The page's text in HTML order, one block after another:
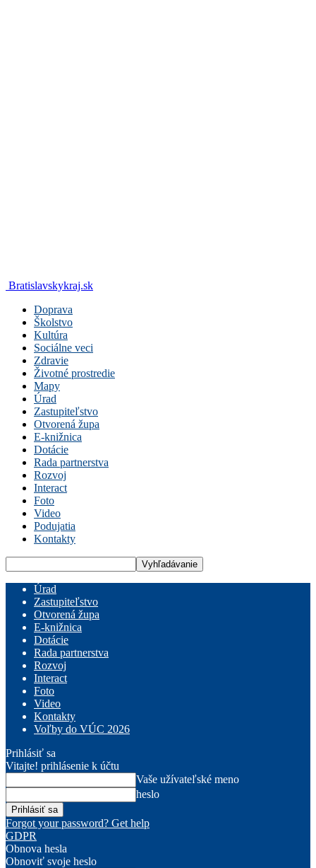
Bratislavskykraj.sk
Doprava
Školstvo
Kultúra
Sociálne veci
Zdravie
Životné prostredie
Mapy
Úrad
Zastupiteľstvo
Otvorená župa
E-knižnica
Dotácie
Rada partnerstva
Rozvoj
Interact
Foto
Video
Podujatia
Kontakty
Úrad
Zastupiteľstvo
Otvorená župa
E-knižnica
Dotácie
Rada partnerstva
Rozvoj
Interact
Foto
Video
Kontakty
Voľby do VÚC 2026
Prihlásiť sa
Vitajte! prihlásenie k účtu
Vaše užívateľské meno
heslo
Forgot your password? Get help
GDPR
Obnova hesla
Obnoviť svoje heslo